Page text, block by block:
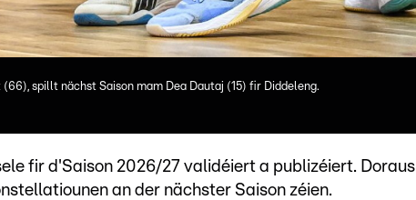
spillt nächst Saison mam Dea Dautaj (15) fir Diddeleng.
fir d'Saison 2026/27 validéiert a publizéiert. Doraus
an der nächster Saison zéien.